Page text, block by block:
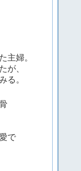
主婦。
が、
る。
で